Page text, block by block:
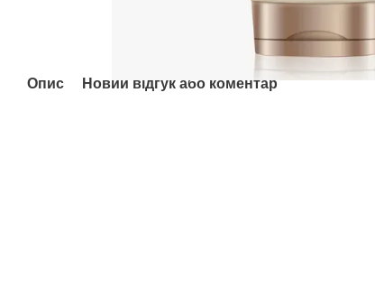
Опис Новий відгук або коментар